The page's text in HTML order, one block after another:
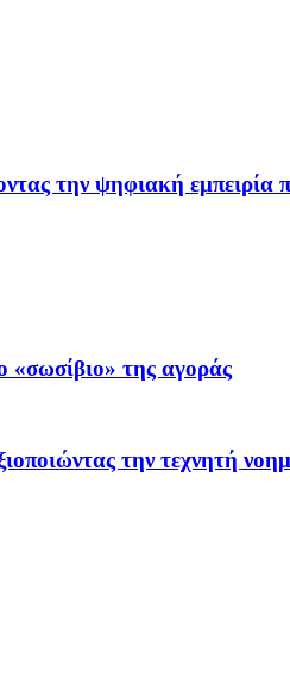
την ψηφιακή εμπειρία
της αγοράς
την τεχνητή